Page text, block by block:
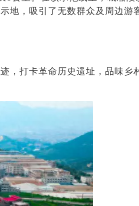
地，吸引了无数群众及周边游
，打卡革命历史遗址，品味乡